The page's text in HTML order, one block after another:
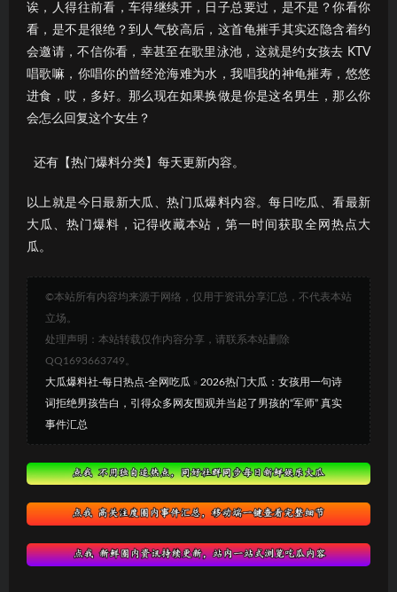
诶，人得往前看，车得继续开，日子总要过，是不是？你看你
看，是不是很绝？到人气较高后，这首龟摧手其实还隐含着约
会邀请，不信你看，幸甚至在歌里泳池，这就是约女孩去 KTV
唱歌嘛，你唱你的曾经沧海难为水，我唱我的神龟摧寿，悠悠
进食，哎，多好。那么现在如果换做是你是这名男生，那么你
会怎么回复这个女生？
还有【热门爆料分类】每天更新内容。
以上就是今日最新大瓜、热门瓜爆料内容。每日吃瓜、看最新
大瓜、热门爆料，记得收藏本站，第一时间获取全网热点大
瓜。
©本站所有内容均来源于网络，仅用于资讯分享汇总，不代表本站
立场。
处理声明：本站转载仅作内容分享，请联系本站删除
QQ1693663749。
大瓜爆料社-每日热点-全网吃瓜 » 2026热门大瓜：女孩用一句诗
词拒绝男孩告白，引得众多网友围观并当起了男孩的“军师” 真实
事件汇总